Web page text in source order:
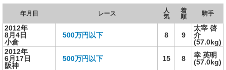
年月日 レース
人
気
着
順
騎手
2012年
8月4日
小倉
500万円以下 8 9
太宰 啓
介
(57.0kg)
2012年
6月17日
阪神
500万円以下 15 8
幸 英明
(57.0kg)